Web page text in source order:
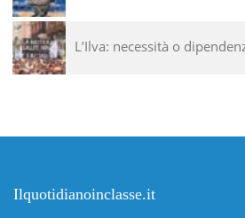
L’Ilva: necessità o
Ilquotidianoinclasse.it